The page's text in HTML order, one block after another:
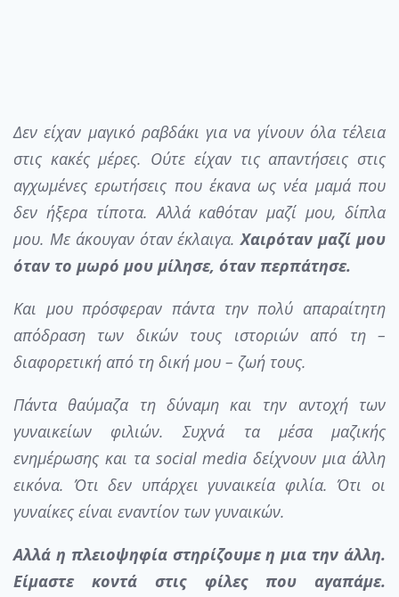
Δεν είχαν μαγικό ραβδάκι για να γίνουν όλα τέλεια
στις κακές μέρες. Ούτε είχαν τις απαντήσεις στις
αγχωμένες ερωτήσεις που έκανα ως νέα μαμά που
δεν ήξερα τίποτα. Αλλά καθόταν μαζί μου, δίπλα
μου. Με άκουγαν όταν έκλαιγα.Χαιρόταν μαζί μου
όταν το μωρό μου μίλησε, όταν περπάτησε.
Και μου πρόσφεραν πάντα την πολύ απαραίτητη
απόδραση των δικών τους ιστοριών από τη –
διαφορετική από τη δική μου – ζωή τους.
Πάντα θαύμαζα τη δύναμη και την αντοχή των
γυναικείων φιλιών. Συχνά τα μέσα μαζικής
ενημέρωσης και τα social media δείχνουν μια άλλη
εικόνα. Ότι δεν υπάρχει γυναικεία φιλία. Ότι οι
γυναίκες είναι εναντίον των γυναικών.
Αλλά η πλειοψηφία στηρίζουμε η μια την άλλη.
Είμαστε κοντά στις φίλες που αγαπάμε.